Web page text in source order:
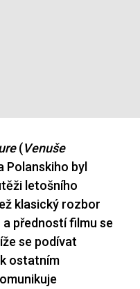
(Venuše
Polanskiho byl
letošního
klasický rozbor
předností filmu se
se podívat
ostatním